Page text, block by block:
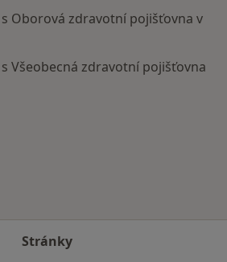
Oborová zdravotní pojišťovna v
Všeobecná zdravotní pojišťovna
Stránky